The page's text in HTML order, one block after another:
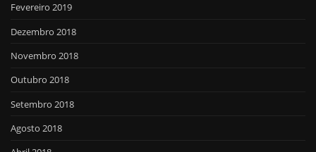
Fevereiro 2019
Dezembro 2018
Novembro 2018
Outubro 2018
Setembro 2018
Agosto 2018